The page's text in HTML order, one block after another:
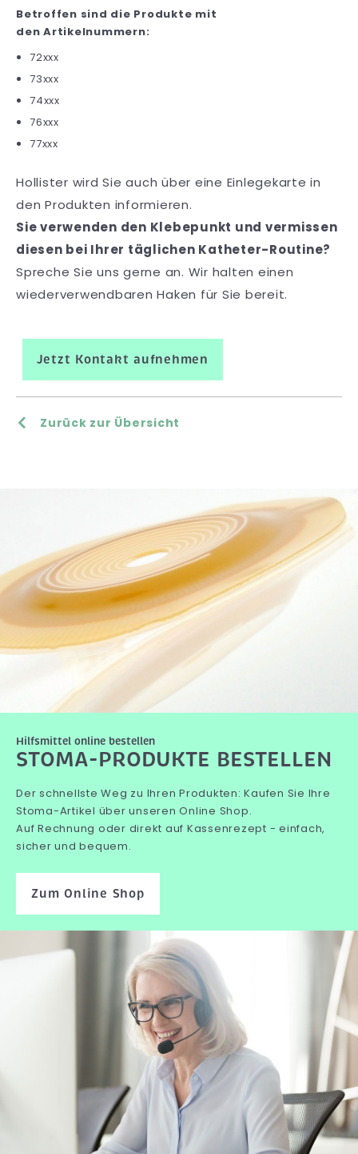
Betroffen sind die Produkte mit
den Artikelnummern:
72xxx
73xxx
74xxx
76xxx
77xxx
Hollister wird Sie auch über eine Einlegekarte in
den Produkten informieren.
Sie verwenden den Klebepunkt und vermissen
diesen bei Ihrer täglichen Katheter-Routine?
Spreche Sie uns gerne an. Wir halten einen
wiederverwendbaren Haken für Sie bereit.
Jetzt Kontakt aufnehmen
Zurück zur Übersicht
Hilfsmittel online bestellen
STOMA-PRODUKTE BESTELLEN
Der schnellste Weg zu Ihren Produkten: Kaufen Sie Ihre
Stoma-Artikel über unseren Online Shop.
Auf Rechnung oder direkt auf Kassenrezept - einfach,
sicher und bequem.
Zum Online Shop